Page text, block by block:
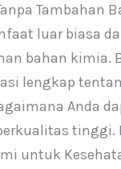
Tambahan
luar biasa
bahan kimia.
lengkap
Anda
tinggi.
untuk